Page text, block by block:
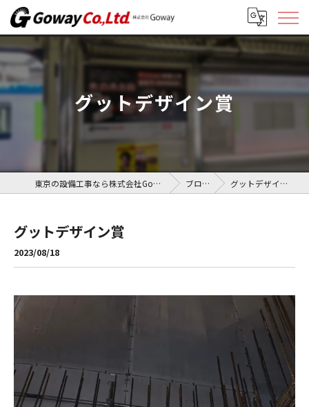
グットデザイン賞
東京の設備工事なら株式会社Goway ブログ グットデザイン賞
グットデザイン賞
2023/08/18